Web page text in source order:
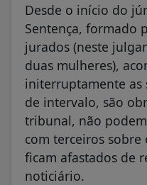
Desde o início do
Sentença, formado
jurados (neste
duas mulheres),
initerruptamente as
de intervalo, são
tribunal, não
com terceiros sobre
ficam afastados de
noticiário.